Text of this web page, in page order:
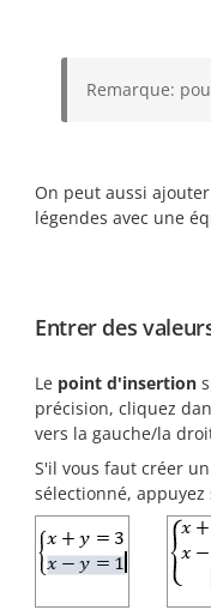
Remarque:
On peut aussi
légendes avec une
Entrer des
Le point d'insertion
précision, cliquez
vers la gauche/la
S'il vous faut créer
sélectionné, appuyez